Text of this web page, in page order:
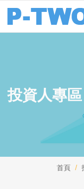
投資人專區
首頁